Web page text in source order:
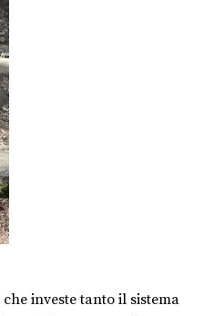
investe tanto il sistema